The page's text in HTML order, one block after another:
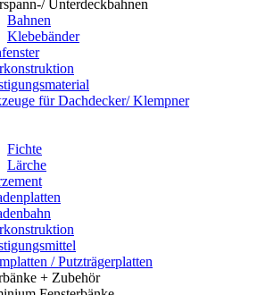
Unterdeckbahnen
Bahnen
Klebebänder
für Dachdecker/ Klempner
Fichte
Lärche
/ Putzträgerplatten
+ Zubehör